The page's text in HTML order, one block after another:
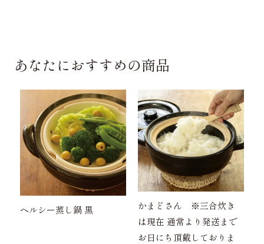
あなたにおすすめの商品
ヘルシー蒸し鍋 黒
かまどさん ※三合炊き
は現在 通常より発送まで
お日にち頂戴しておりま